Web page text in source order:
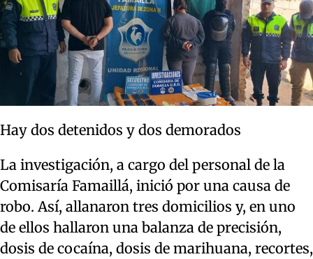
Hay dos detenidos y dos demorados
La investigación, a cargo del personal de la
Comisaría Famaillá, inició por una causa de
robo. Así, allanaron tres domicilios y, en uno
de ellos hallaron una balanza de precisión,
dosis de cocaína, dosis de marihuana, recortes,